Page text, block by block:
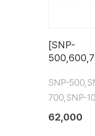
[SNP-
SNP-
700,SNP-
62,000